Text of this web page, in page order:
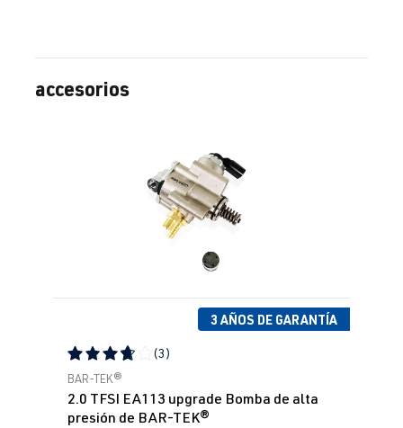
Omitir la galería de productos
accesorios
3 AÑOS DE GARANTÍA
Calificación promedio de 3.67 de 5 estrellas
(3)
BAR-TEK®
2.0 TFSI EA113 upgrade Bomba de alta
presión de BAR-TEK®